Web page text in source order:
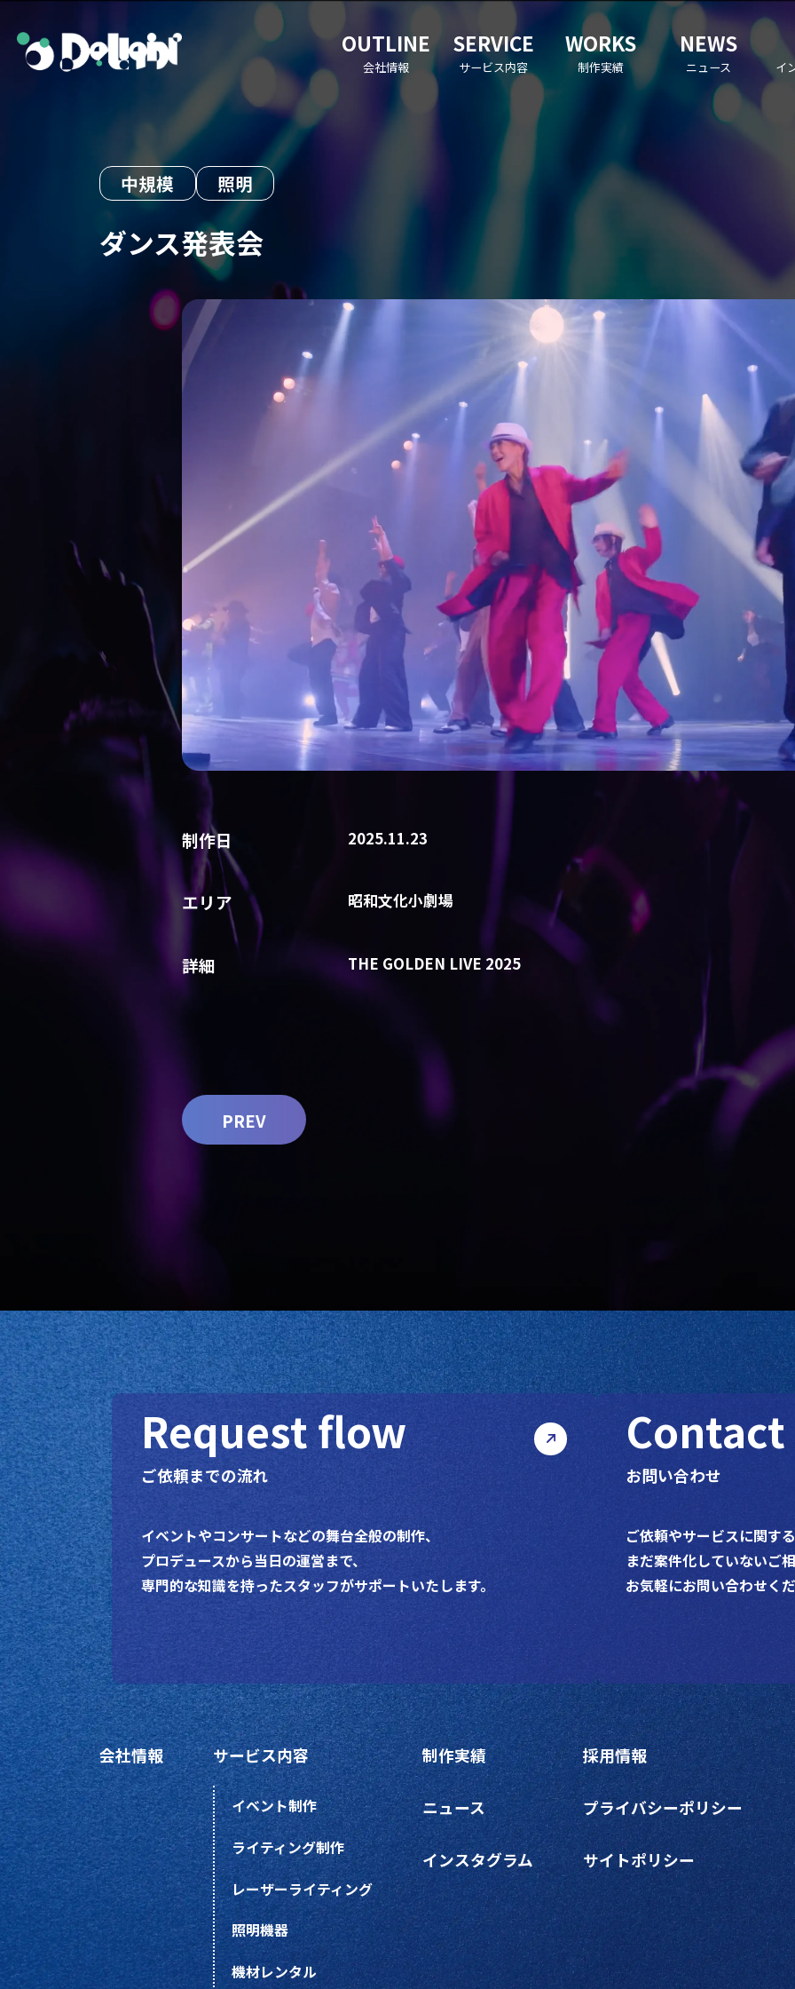
OUTLINE
会社情報
SERVICE
サービス内容
WORKS
制作実績
NEWS
ニュース イ
中規模 照明
ダンス発表会
制作日 2025.11.23
エリア 昭和文化小劇場
詳細 THE GOLDEN LIVE 2025
PREV
Request flow
ご依頼までの流れ
イベントやコンサートなどの舞台全般の制作、
プロデュースから当日の運営まで、
専門的な知識を持ったスタッフがサポートいたします。
Contact
お問い合わせ
ご依頼やサービスに関す
まだ案件化していないご
お気軽にお問い合わせく
会社情報 サービス内容
イベント制作
ライティング制作
レーザーライティング
照明機器
機材レンタル
制作実績
ニュース
インスタグラム
採用情報
プライバシーポリシー
サイトポリシー